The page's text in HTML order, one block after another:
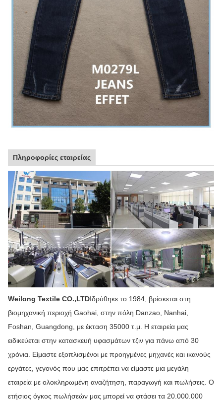
Πληροφορίες εταιρείας
Weilong Textile CO.,LTDΙδρύθηκε το 1984, βρίσκεται στη
βιομηχανική περιοχή Gaohai, στην πόλη Danzao, Nanhai,
Foshan, Guangdong, με έκταση 35000 τ.μ. Η εταιρεία μας
ειδικεύεται στην κατασκευή υφασμάτων τζιν για πάνω από 30
χρόνια. Είμαστε εξοπλισμένοι με προηγμένες μηχανές και ικανούς
εργάτες, γεγονός που μας επιτρέπει να είμαστε μια μεγάλη
εταιρεία με ολοκληρωμένη αναζήτηση, παραγωγή και πωλήσεις. Ο
ετήσιος όγκος πωλήσεών μας μπορεί να φτάσει τα 20.000.000